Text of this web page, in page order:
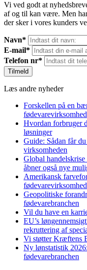
Vi ved godt at
af og til kan være. Men
der sker i vores kunders
Navn*
E-mail*
Telefon nr*
Læs andre nyheder
Forskellen på en
fødevarevirksomhed
Hvordan forbruger
løsninger
Guide: Sådan får
virksomheden
Global handelskrise
åbner også nye
Amerikansk
Geopolitiske
fødevarebranchen
Vil du have en
EU’s
rekruttering af
Vi støtter Kræftens
Ny lønstatistik
fødevarebranchen